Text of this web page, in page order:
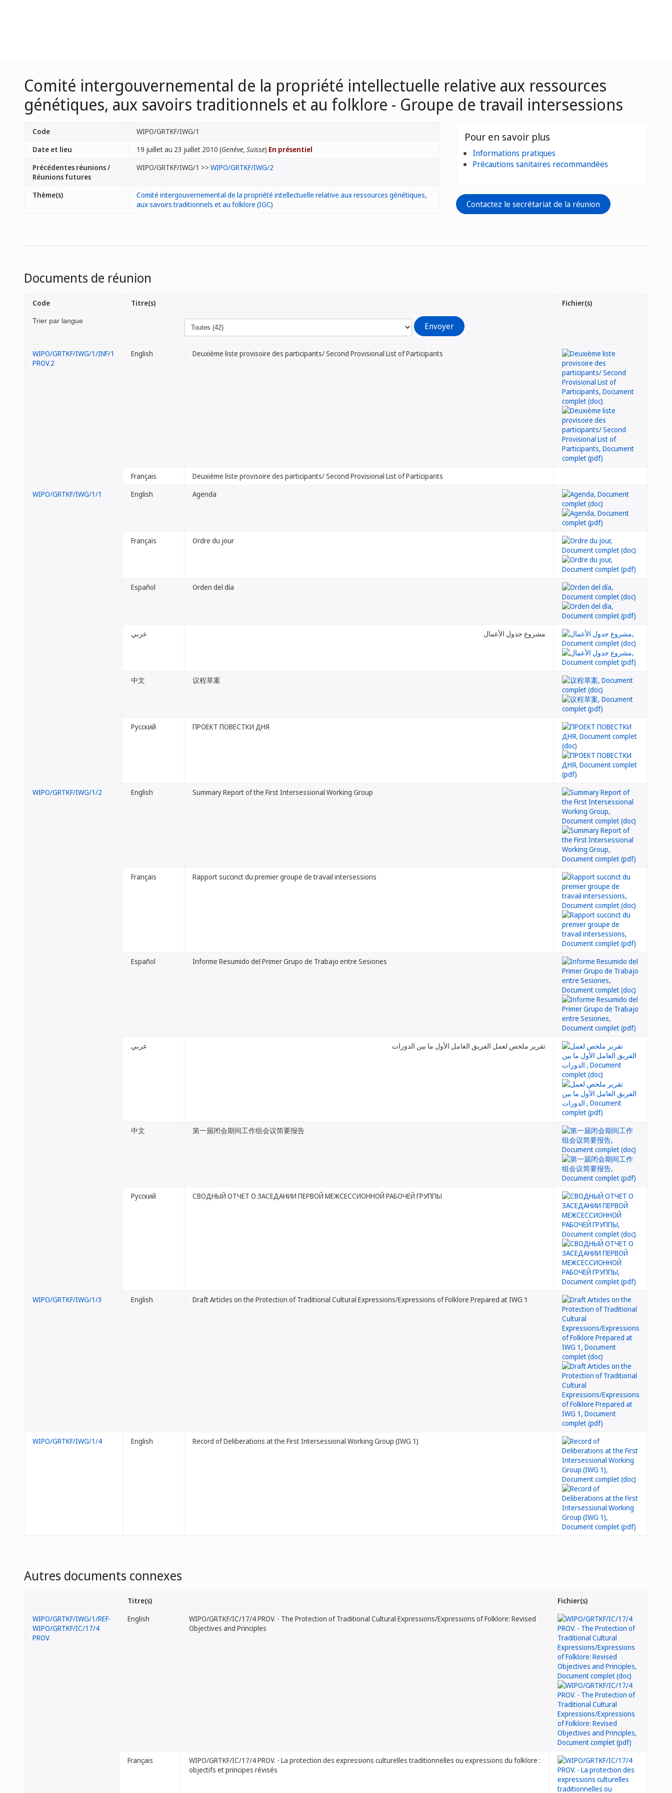
Comité intergouvernemental de la propriété intellectuelle relative aux ressources
génétiques, aux savoirs traditionnels et au folklore - Groupe de travail intersessions
Code
WIPO/GRTKF/IWG/1
Date et lieu
19 juillet au 23 juillet 2010 (Genève, Suisse) En présentiel
Précédentes réunions /
Réunions futures
WIPO/GRTKF/IWG/1 >> WIPO/GRTKF/IWG/2
Thème(s)
Comité intergouvernemental de la propriété intellectuelle relative aux ressources génétiques,
aux savoirs traditionnels et au folklore (IGC)
Pour en savoir plus
Informations pratiques
Précautions sanitaires recommandées
Contactez le secrétariat de la réunion
Documents de réunion
Trier par langue
Code Titre(s) Fichier(s)
WIPO/GRTKF/IWG/1/INF/1
PROV.2
English Deuxième liste provisoire des participants/ Second Provisional List of Participants
Français
Deuxième liste provisoire des participants/ Second Provisional List of Participants
WIPO/GRTKF/IWG/1/1
English Agenda
Français Ordre du jour
Español Orden del día
عربي مشروع جدول الأعمال
中文 议程草案
Русский ПРОЕКТ ПОВЕСТКИ ДНЯ
WIPO/GRTKF/IWG/1/2 English Summary Report of the First Intersessional Working Group
Français Rapport succinct du premier groupe de travail intersessions
Español Informe Resumido del Primer Grupo de Trabajo entre Sesiones
عربي تقرير ملخص لعمل الفريق العامل الأول ما بين الدورات
中文 第一届闭会期间工作组会议简要报告
Русский СВОДНЫЙ ОТЧЕТ О ЗАСЕДАНИИ ПЕРВОЙ МЕЖСЕССИОННОЙ РАБОЧЕЙ ГРУППЫ
WIPO/GRTKF/IWG/1/3 English Draft Articles on the Protection of Traditional Cultural Expressions/Expressions of Folklore Prepared at IWG 1
WIPO/GRTKF/IWG/1/4 English Record of Deliberations at the First Intersessional Working Group (IWG 1)
Autres documents connexes
Titre(s)
Fichier(s)
WIPO/GRTKF/IWG/1/REF-
WIPO/GRTKF/IC/17/4
PROV.
English
WIPO/GRTKF/IC/17/4 PROV. - The Protection of Traditional Cultural Expressions/Expressions of Folklore: Revised
Objectives and Principles
Français
WIPO/GRTKF/IC/17/4 PROV. - La protection des expressions culturelles traditionnelles ou expressions du folklore :
objectifs et principes révisés